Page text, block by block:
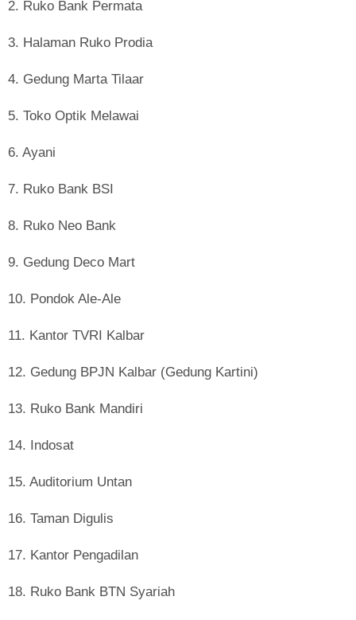
2. Ruko Bank Permata
3. Halaman Ruko Prodia
4. Gedung Marta Tilaar
5. Toko Optik Melawai
6. Ayani
7. Ruko Bank BSI
8. Ruko Neo Bank
9. Gedung Deco Mart
10. Pondok Ale-Ale
11. Kantor TVRI Kalbar
12. Gedung BPJN Kalbar (Gedung Kartini)
13. Ruko Bank Mandiri
14. Indosat
15. Auditorium Untan
16. Taman Digulis
17. Kantor Pengadilan
18. Ruko Bank BTN Syariah